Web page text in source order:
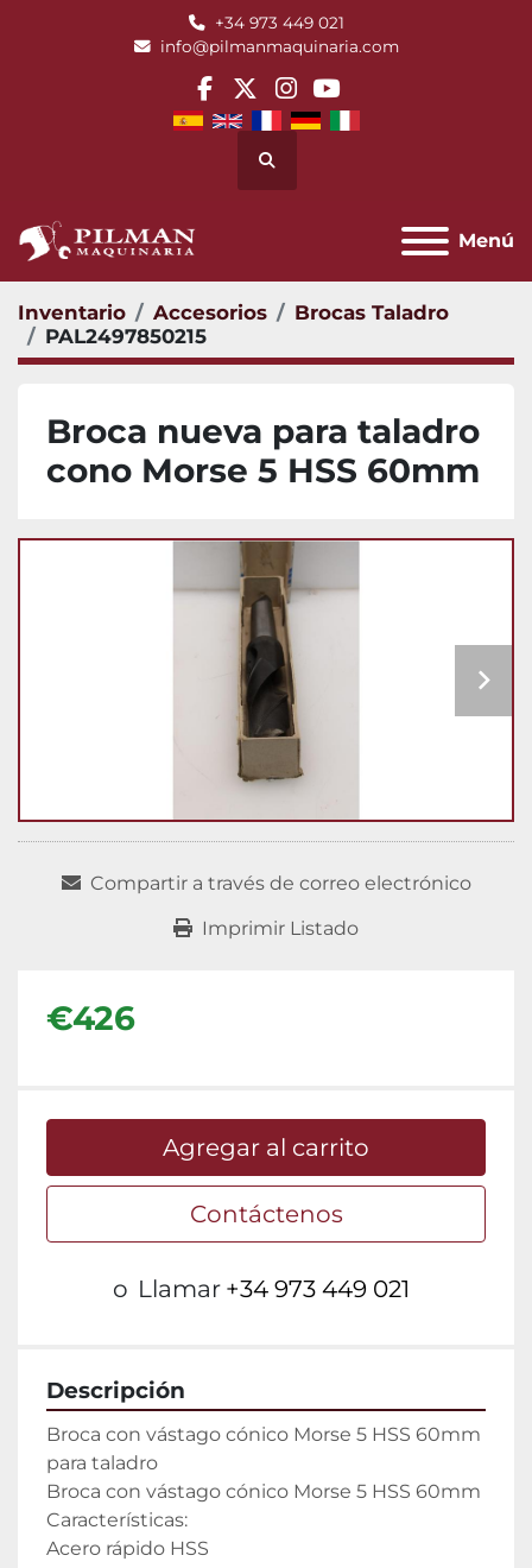
+34 973 449 021
info@pilmanmaquinaria.com
facebook
twitterinstagram
youtube
Buscar
Menú
Inventario Accesorios
Brocas Taladro
PAL2497850215
Broca nueva para taladro
cono Morse 5 HSS 60mm
Compartir a través de correo electrónico
Imprimir Listado
€426
Agregar al carrito
Contáctenos
o Llamar +34 973 449 021
Descripción
Broca con vástago cónico Morse 5 HSS 60mm
para taladro
Broca con vástago cónico Morse 5 HSS 60mm
Características:
Acero rápido HSS